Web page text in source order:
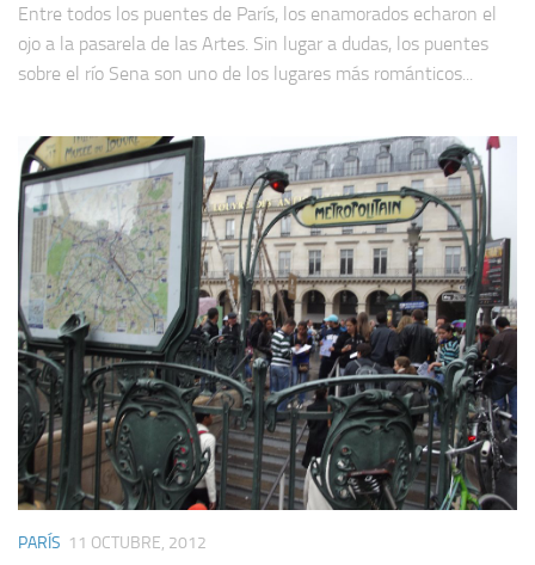
Entre todos los puentes de París, los enamorados echaron el
ojo a la pasarela de las Artes. Sin lugar a dudas, los puentes
sobre el río Sena son uno de los lugares más románticos...
PARÍS 11 OCTUBRE, 2012